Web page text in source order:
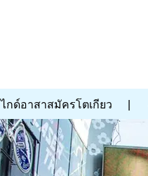
ไกด์อาสาสมัครโตเกียว